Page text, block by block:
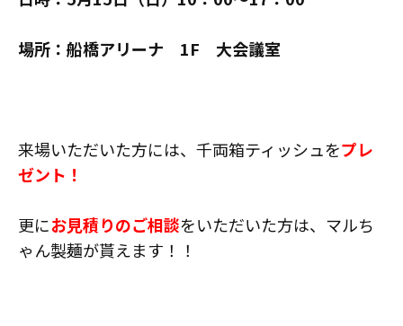
よくある質問
メディア紹介
政府や行政への登録情報
職人募集
場所：船橋アリーナ 1F 大会議室
来場いただいた方には、千両箱ティッシュをプレ
ゼント！
更にお見積りのご相談をいただいた方は、マルち
ゃん製麺が貰えます！！